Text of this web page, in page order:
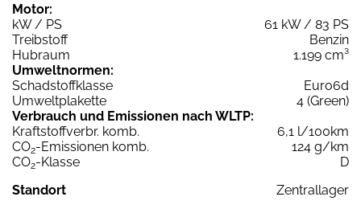
Motor:
kW / PS
61 kW / 83 PS
Treibstoff
Benzin
Hubraum
1.199 cm³
Umweltnormen:
Schadstoffklasse
Euro6d
Umweltplakette
4 (Green)
Verbrauch und Emissionen nach WLTP:
Kraftstoffverbr. komb.
6,1 l/100km
CO2-Emissionen komb.
124 g/km
CO2-Klasse
D
Standort
Zentrallager